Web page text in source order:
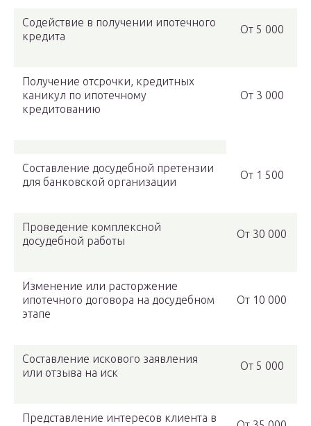
Содействие в получении ипотечного
кредита
От 5 000
Получение отсрочки, кредитных
каникул по ипотечному
кредитованию
От 3 000
Составление досудебной претензии
для банковской организации
От 1 500
Проведение комплексной
досудебной работы
От 30 000
Изменение или расторжение
ипотечного договора на досудебном
этапе
От 10 000
Составление искового заявления
или отзыва на иск
От 5 000
Представление интересов клиента в